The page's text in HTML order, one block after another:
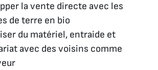
la vente directe avec les
de terre en bio
du matériel, entraide et
avec des voisins comme